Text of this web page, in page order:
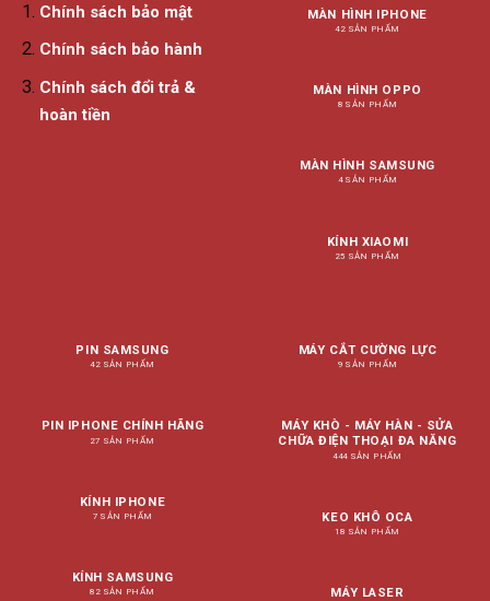
Chính sách bảo mật
Chính sách bảo hành
Chính sách đổi trả &
hoàn tiền
MÀN HÌNH IPHONE
42 SẢN PHẨM
MÀN HÌNH OPPO
8 SẢN PHẨM
MÀN HÌNH SAMSUNG
4 SẢN PHẨM
KÍNH XIAOMI
25 SẢN PHẨM
PIN SAMSUNG
42 SẢN PHẨM
PIN IPHONE CHÍNH HÃNG
27 SẢN PHẨM
KÍNH IPHONE
7 SẢN PHẨM
KÍNH SAMSUNG
82 SẢN PHẨM
MÁY CẮT CƯỜNG LỰC
9 SẢN PHẨM
MÁY KHÒ - MÁY HÀN - SỬA
CHỮA ĐIỆN THOẠI ĐA NĂNG
444 SẢN PHẨM
KEO KHÔ OCA
18 SẢN PHẨM
MÁY LASER